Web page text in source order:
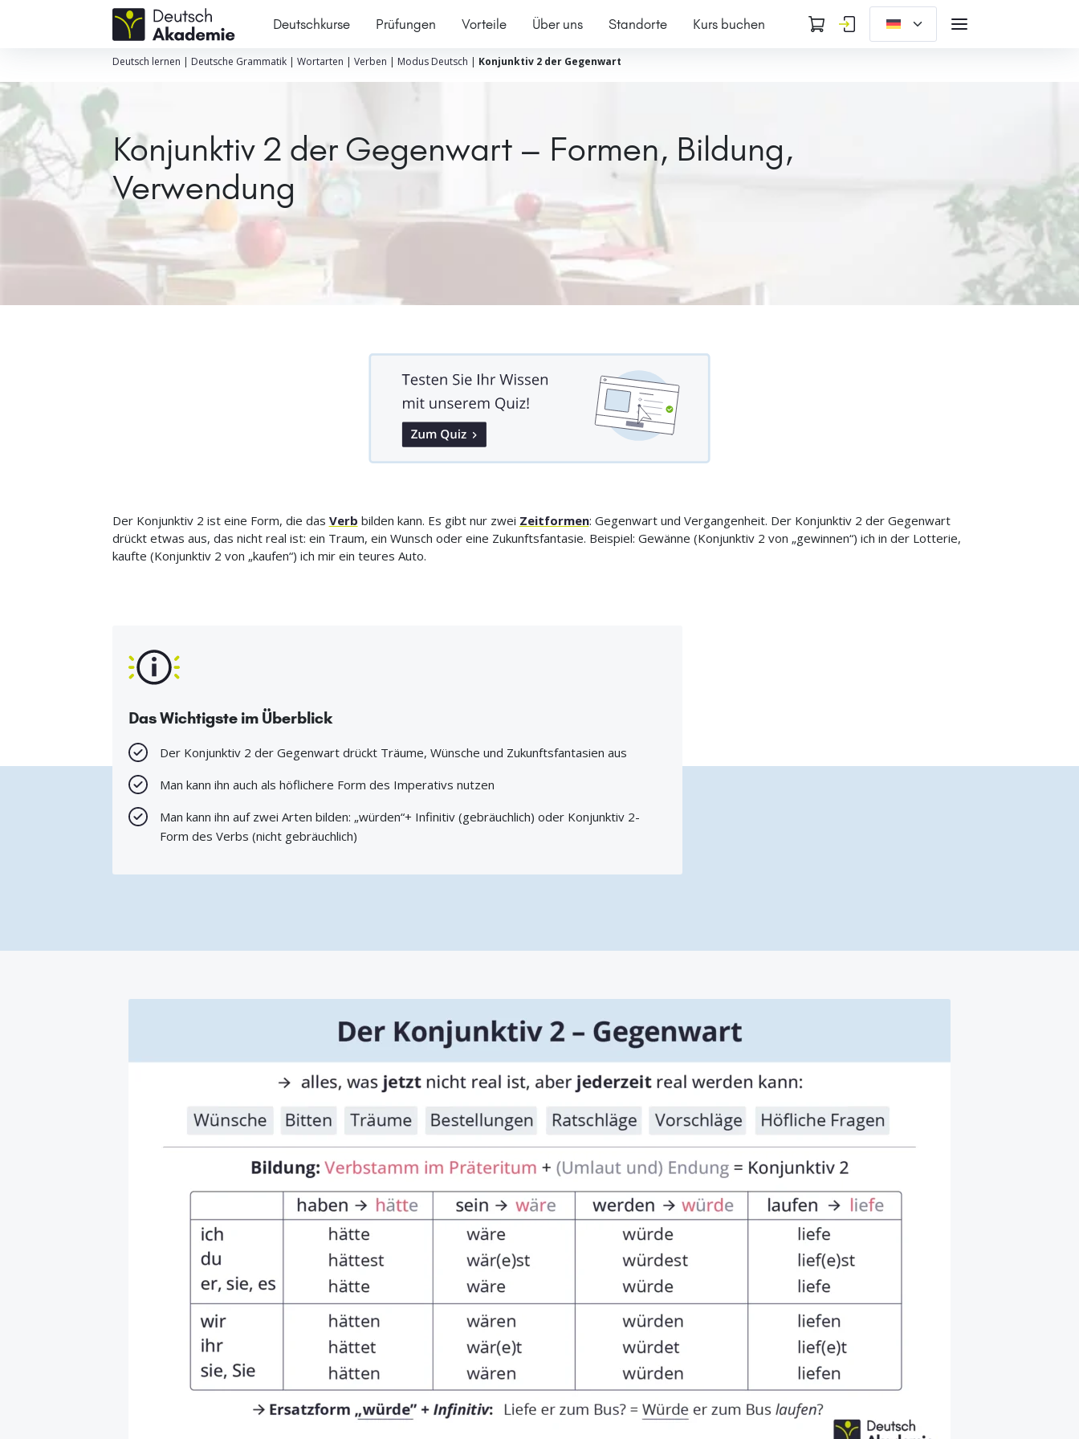
Deutschkurse Prüfungen Vorteile Über uns Standorte Kurs buchen
Deutsch lernen | Deutsche Grammatik| Wortarten | Verben | Modus Deutsch | Konjunktiv 2 der Gegenwart
Konjunktiv 2 der Gegenwart – Formen, Bildung,
Verwendung
Der Konjunktiv 2 ist eine Form, die das Verb bilden kann. Es gibt nur zwei Zeitformen: Gegenwart und Vergangenheit. Der Konjunktiv 2 der Gegenwart
drückt etwas aus, das nicht real ist: ein Traum, ein Wunsch oder eine Zukunftsfantasie. Beispiel: Gewänne (Konjunktiv 2 von „gewinnen“) ich in der Lotterie,
kaufte (Konjunktiv 2 von „kaufen“) ich mir ein teures Auto.
Das Wichtigste im Überblick
Der Konjunktiv 2 der Gegenwart drückt Träume, Wünsche und Zukunftsfantasien aus
Man kann ihn auch als höflichere Form des Imperativs nutzen
Man kann ihn auf zwei Arten bilden: „würden“+ Infinitiv (gebräuchlich) oder Konjunktiv 2-
Form des Verbs (nicht gebräuchlich)